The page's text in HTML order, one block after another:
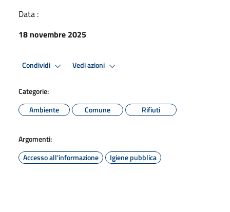
Data :
18 novembre 2025
Condividi Vedi azioni
Categorie:
Ambiente
Comune Rifiuti
Argomenti:
Accesso all'informazione
Igiene pubblica